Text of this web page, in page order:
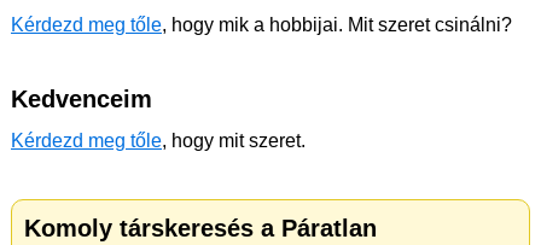
Kérdezd meg tőle, hogy mik a hobbijai. Mit szeret csinálni?
Kedvenceim
Kérdezd meg tőle, hogy mit szeret.
Komoly társkeresés a Páratlan